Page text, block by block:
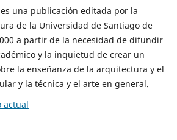
una publicación editada por la
de la Universidad de Santiago de
a partir de la necesidad de difundir
y la inquietud de crear un
la enseñanza de la arquitectura y el
y la técnica y el arte en general.
actual